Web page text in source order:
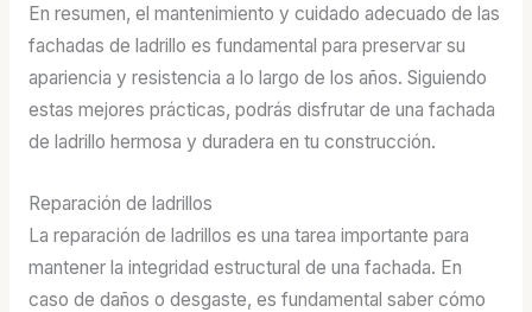
En resumen, el mantenimiento y cuidado adecuado de las
fachadas de ladrillo es fundamental para preservar su
apariencia y resistencia a lo largo de los años. Siguiendo
estas mejores prácticas, podrás disfrutar de una fachada
de ladrillo hermosa y duradera en tu construcción.
Reparación de ladrillos
La reparación de ladrillos es una tarea importante para
mantener la integridad estructural de una fachada. En
caso de daños o desgaste, es fundamental saber cómo